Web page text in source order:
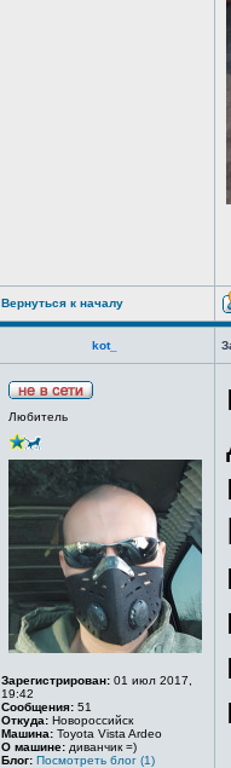
Вернуться к началу
kot_
Любитель
Зарегистрирован: 01 июл 2017,
19:42
Сообщения: 51
Откуда: Новороссийск
Машина: Toyota Vista Ardeo
О машине: диванчик =)
Блог: Посмотреть блог (1)